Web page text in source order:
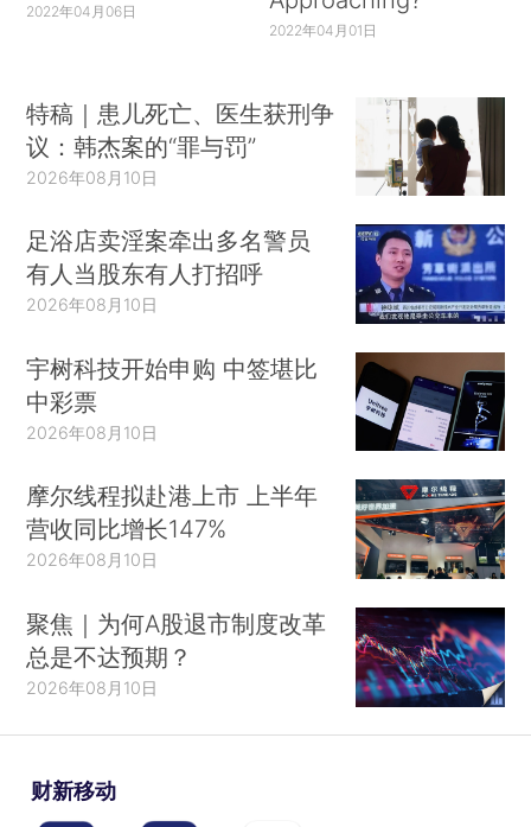
2022年04月06日
2022年04月01日
特稿｜患儿死亡、医生获刑争
议：韩杰案的“罪与罚”
2026年08月10日
足浴店卖淫案牵出多名警员
有人当股东有人打招呼
2026年08月10日
宇树科技开始申购 中签堪比
中彩票
2026年08月10日
摩尔线程拟赴港上市 上半年
营收同比增长147%
2026年08月10日
聚焦｜为何A股退市制度改革
总是不达预期？
2026年08月10日
财新移动